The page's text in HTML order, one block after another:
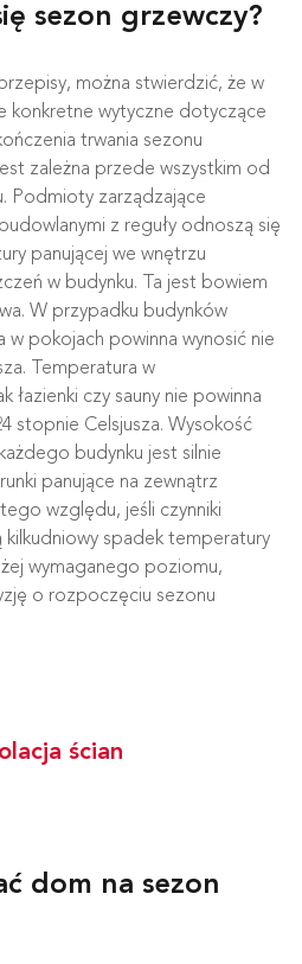
sezon grzewczy?
można stwierdzić, że w
konkretne wytyczne dotyczące
trwania sezonu
zależna przede wszystkim od
Podmioty zarządzające
z reguły odnoszą się
panującej we wnętrzu
w budynku. Ta jest bowiem
W przypadku budynków
w pokojach powinna wynosić nie
Temperatura w
łazienki czy sauny nie powinna
stopnie Celsjusza. Wysokość
budynku jest silnie
panujące na zewnątrz
względu, jeśli czynniki
spadek temperatury
wymaganego poziomu,
o rozpoczęciu sezonu
ścian
dom na sezon